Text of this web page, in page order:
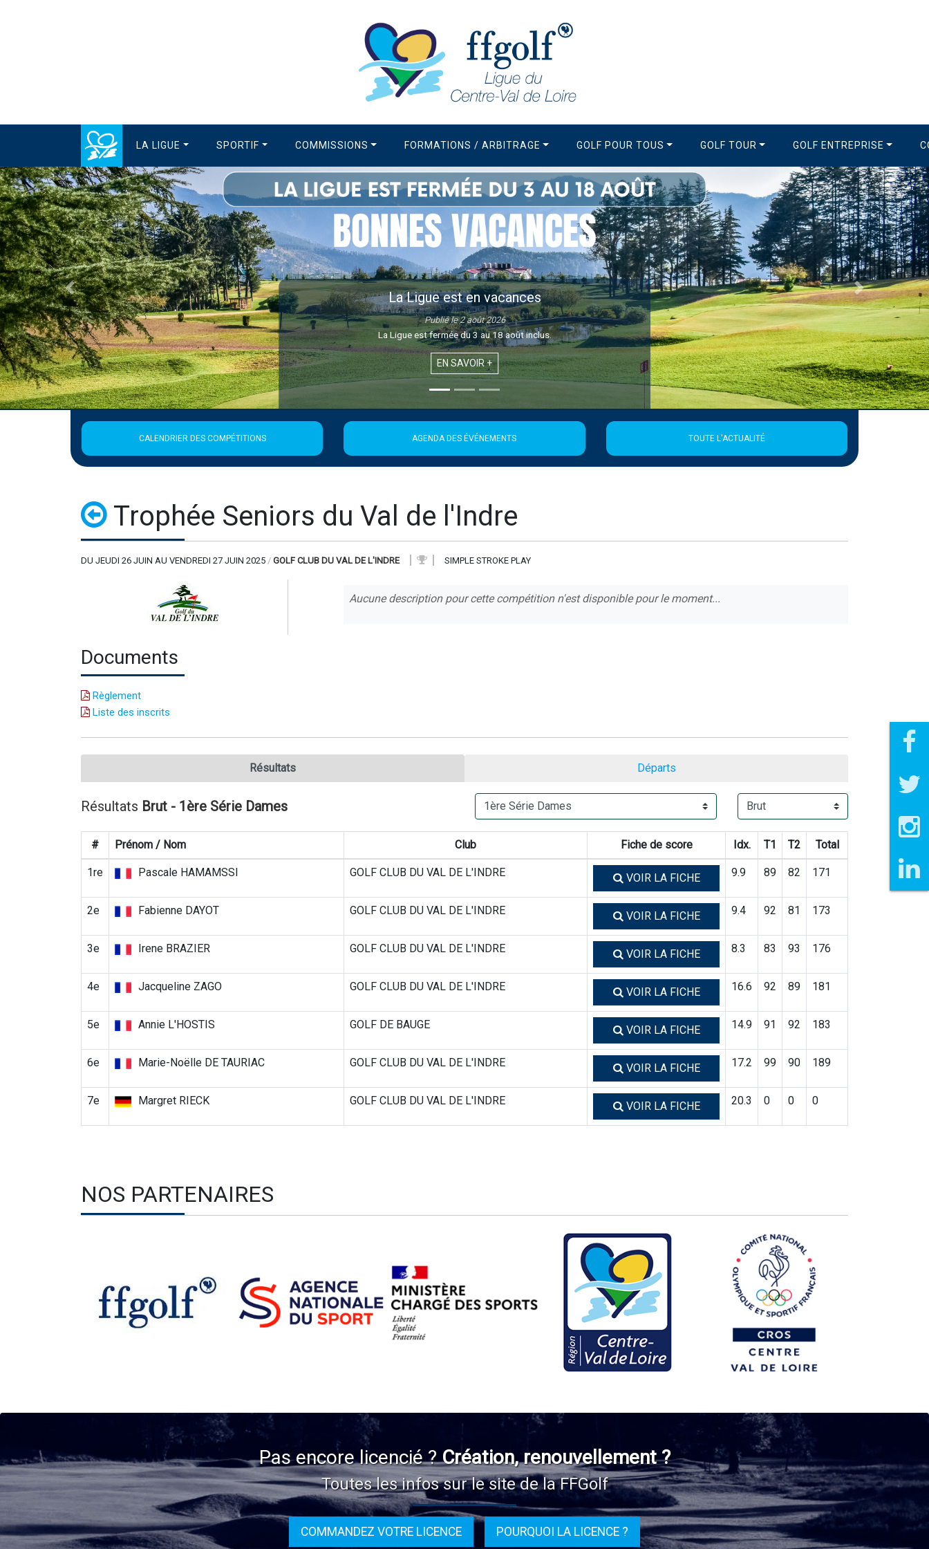
LA LIGUE SPORTIF COMMISSIONS FORMATIONS / ARBITRAGE GOLF POUR TOUS GOLF TOUR GOLF ENTREPRISE
La Ligue est en vacances
Publié le 2 août 2026
La Ligue est fermée du 3 au 18 août inclus.
EN SAVOIR +
Précédent Suivant
CALENDRIER DES COMPÉTITIONS AGENDA DES ÉVÉNEMENTS TOUTE L'ACTUALITÉ
Trophée Seniors du Val de l'Indre
DU JEUDI 26 JUIN AU VENDREDI 27 JUIN 2025 / GOLF CLUB DU VAL DE L'INDRE SIMPLE STROKE PLAY
Aucune description pour cette compétition n'est disponible pour le moment...
Documents
Règlement
Liste des inscrits
Résultats Départs
Résultats Brut - 1ère Série Dames
# Prénom / Nom Club Fiche de score Idx. T1 T2 Total
1re Pascale HAMAMSSI GOLF CLUB DU VAL DE L'INDRE VOIR LA FICHE 9.9 89 82 171
2e Fabienne DAYOT GOLF CLUB DU VAL DE L'INDRE VOIR LA FICHE 9.4 92 81 173
3e Irene BRAZIER GOLF CLUB DU VAL DE L'INDRE VOIR LA FICHE 8.3 83 93 176
4e Jacqueline ZAGO GOLF CLUB DU VAL DE L'INDRE VOIR LA FICHE 16.6 92 89 181
5e Annie L'HOSTIS GOLF DE BAUGE VOIR LA FICHE 14.9 91 92 183
6e Marie-Noëlle DE TAURIAC GOLF CLUB DU VAL DE L'INDRE VOIR LA FICHE 17.2 99 90 189
7e Margret RIECK GOLF CLUB DU VAL DE L'INDRE VOIR LA FICHE 20.3 0 0 0
NOS PARTENAIRES
Pas encore licencié ?Création, renouvellement ?
Toutes les infos sur le site de la FFGolf
COMMANDEZ VOTRE LICENCE POURQUOI LA LICENCE ?